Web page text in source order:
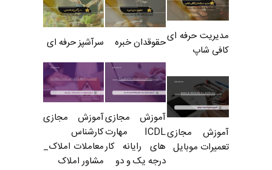
مدیریت حرفه ای
کافی شاپ
حقوقدان خبره سرآشپز حرفه ای
آموزش مجازی
تعمیرات موبایل
آموزش مجازی
ICDL مهارت
های رایانه کار
درجه یک و دو
آموزش مجازی
کارشناس
معاملات املاک_
مشاور املاک